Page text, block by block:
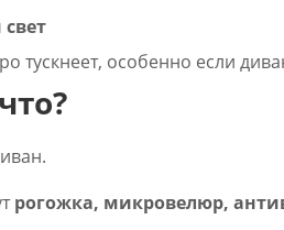
тускнеет, особенно если
рогожка, микровелюр,